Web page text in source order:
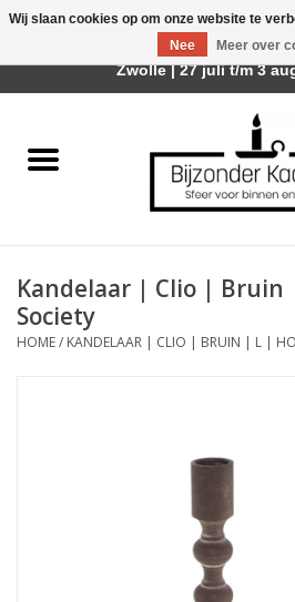
Räder Design Stories
Geurkaarsen
Kandelaar | Clio | Bruin
Society
HOME/ KANDELAAR | CLIO | BRUIN | L |
Wij slaan cookies op om onze website te
Nee
Meer over
Afhalen is mogelijk bij mijn winkel
Zwolle | 27 juli t/m 3